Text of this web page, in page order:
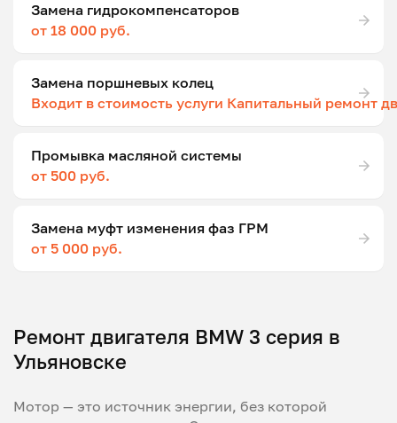
Замена гидрокомпенсаторов
от 18 000 руб.
Замена поршневых колец
Входит в стоимость услуги Капитальный ремонт
Промывка масляной системы
от 500 руб.
Замена муфт изменения фаз ГРМ
от 5 000 руб.
Ремонт двигателя BMW 3 серия в
Ульяновске
Мотор — это источник энергии, без которой